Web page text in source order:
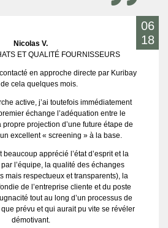
06
18
Nicolas V.
ET QUALITÉ FOURNISSEURS
en approche directe par Kuribay
cela quelques mois.
active, j’ai toutefois immédiatement
échange l’adéquation entre le
projection d’une future étape de
excellent « screening » à la base.
beaucoup apprécié l’état d’esprit et la
l’équipe, la qualité des échanges
mais respectueux et transparents), la
de l’entreprise cliente et du poste
tout au long d’un processus de
prévu et qui aurait pu vite se révéler
démotivant.